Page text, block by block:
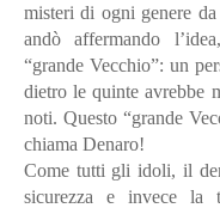
misteri di ogni genere
andò affermando
“grande Vecchio”: un
dietro le quinte avrebbe
noti. Questo “grande
chiama Denaro!
Come tutti gli idoli, il
sicurezza e invece la